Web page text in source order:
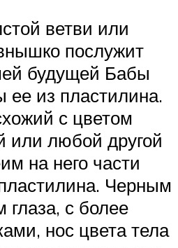
ветви или
послужит
будущей Бабы
из пластилина.
с цветом
или любой другой
на него части
Черным
глаза, с более
нос цвета тела